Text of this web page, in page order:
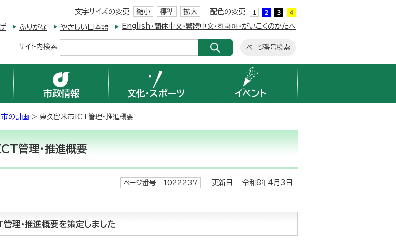
文字サイズの変更 縮小 標準 拡大 配色の変更
ふりがな やさしい日本語 English・簡体中文・繁體中文・한국어・がいこくのかたへ
サイト内検索 ページ番号検索
市政情報 文化・スポーツ イベント
市の計画 > 東久留米市ICT管理・推進概要
管理・推進概要
ページ番号 1022237 更新日 令和8年4月3日
理・推進概要を策定しました